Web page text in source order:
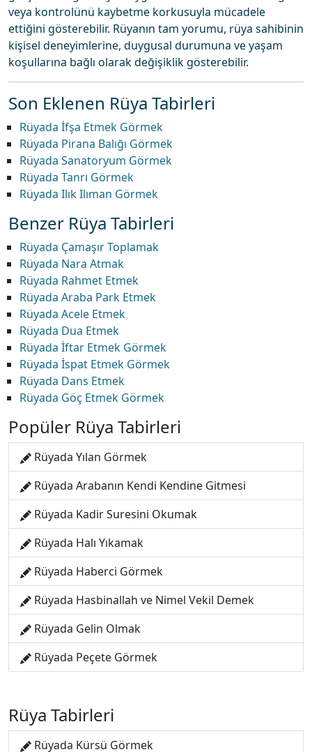
veya kontrolünü kaybetme korkusuyla mücadele
ettiğini gösterebilir. Rüyanın tam yorumu, rüya sahibinin
kişisel deneyimlerine, duygusal durumuna ve yaşam
koşullarına bağlı olarak değişiklik gösterebilir.
Son Eklenen Rüya Tabirleri
Rüyada İfşa Etmek Görmek
Rüyada Pirana Balığı Görmek
Rüyada Sanatoryum Görmek
Rüyada Tanrı Görmek
Rüyada Ilık Ilıman Görmek
Benzer Rüya Tabirleri
Rüyada Çamaşır Toplamak
Rüyada Nara Atmak
Rüyada Rahmet Etmek
Rüyada Araba Park Etmek
Rüyada Acele Etmek
Rüyada Dua Etmek
Rüyada İftar Etmek Görmek
Rüyada İspat Etmek Görmek
Rüyada Dans Etmek
Rüyada Göç Etmek Görmek
Popüler Rüya Tabirleri
Rüyada Yılan Görmek
Rüyada Arabanın Kendi Kendine Gitmesi
Rüyada Kadir Suresini Okumak
Rüyada Halı Yıkamak
Rüyada Haberci Görmek
Rüyada Hasbinallah ve Nimel Vekil Demek
Rüyada Gelin Olmak
Rüyada Peçete Görmek
Rüya Tabirleri
Rüyada Kürsü Görmek